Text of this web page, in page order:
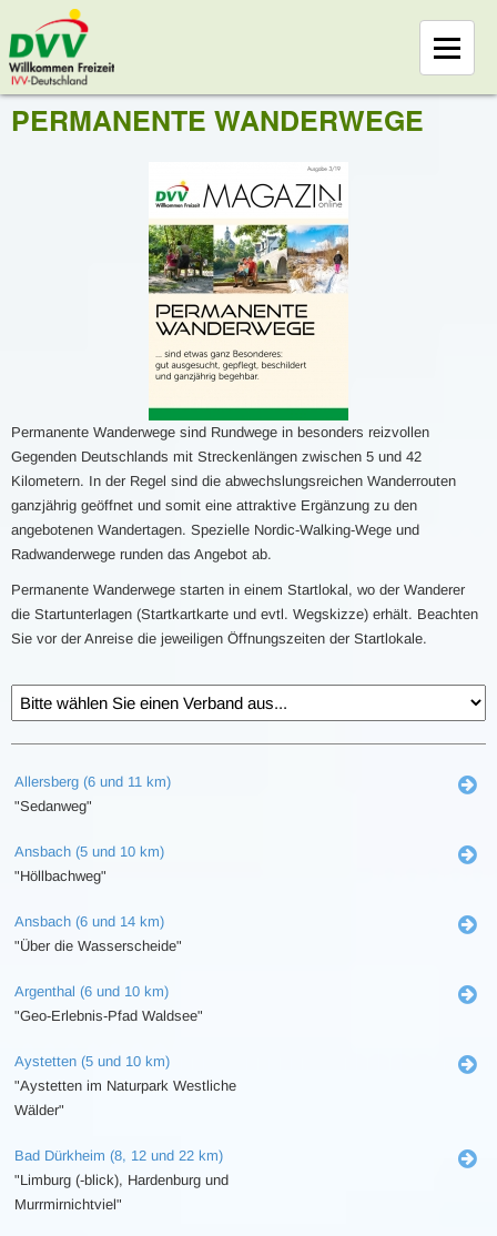
PERMANENTE WANDERWEGE
Permanente Wanderwege sind Rundwege in besonders reizvollen
Gegenden Deutschlands mit Streckenlängen zwischen 5 und 42
Kilometern. In der Regel sind die abwechslungsreichen Wanderrouten
ganzjährig geöffnet und somit eine attraktive Ergänzung zu den
angebotenen Wandertagen. Spezielle Nordic-Walking-Wege und
Radwanderwege runden das Angebot ab.
Permanente Wanderwege starten in einem Startlokal, wo der Wanderer
die Startunterlagen (Startkartkarte und evtl. Wegskizze) erhält. Beachten
Sie vor der Anreise die jeweiligen Öffnungszeiten der Startlokale.
Allersberg (6 und 11 km)
"Sedanweg"
Ansbach (5 und 10 km)
"Höllbachweg"
Ansbach (6 und 14 km)
"Über die Wasserscheide"
Argenthal (6 und 10 km)
"Geo-Erlebnis-Pfad Waldsee"
Aystetten (5 und 10 km)
"Aystetten im Naturpark Westliche
Wälder"
Bad Dürkheim (8, 12 und 22 km)
"Limburg (-blick), Hardenburg und
Murrmirnichtviel"